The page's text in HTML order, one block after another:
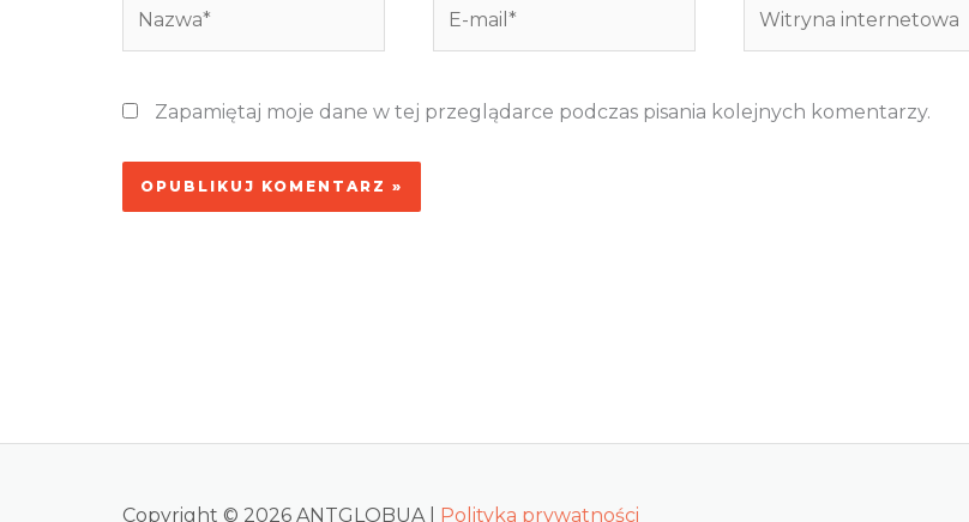
mail*
internetowa
Zapamiętaj moje dane w tej przeglądarce podczas pisania kolejnych komentarzy.
Copyright © 2026 ANTGLOBUA | Polityka prywatności